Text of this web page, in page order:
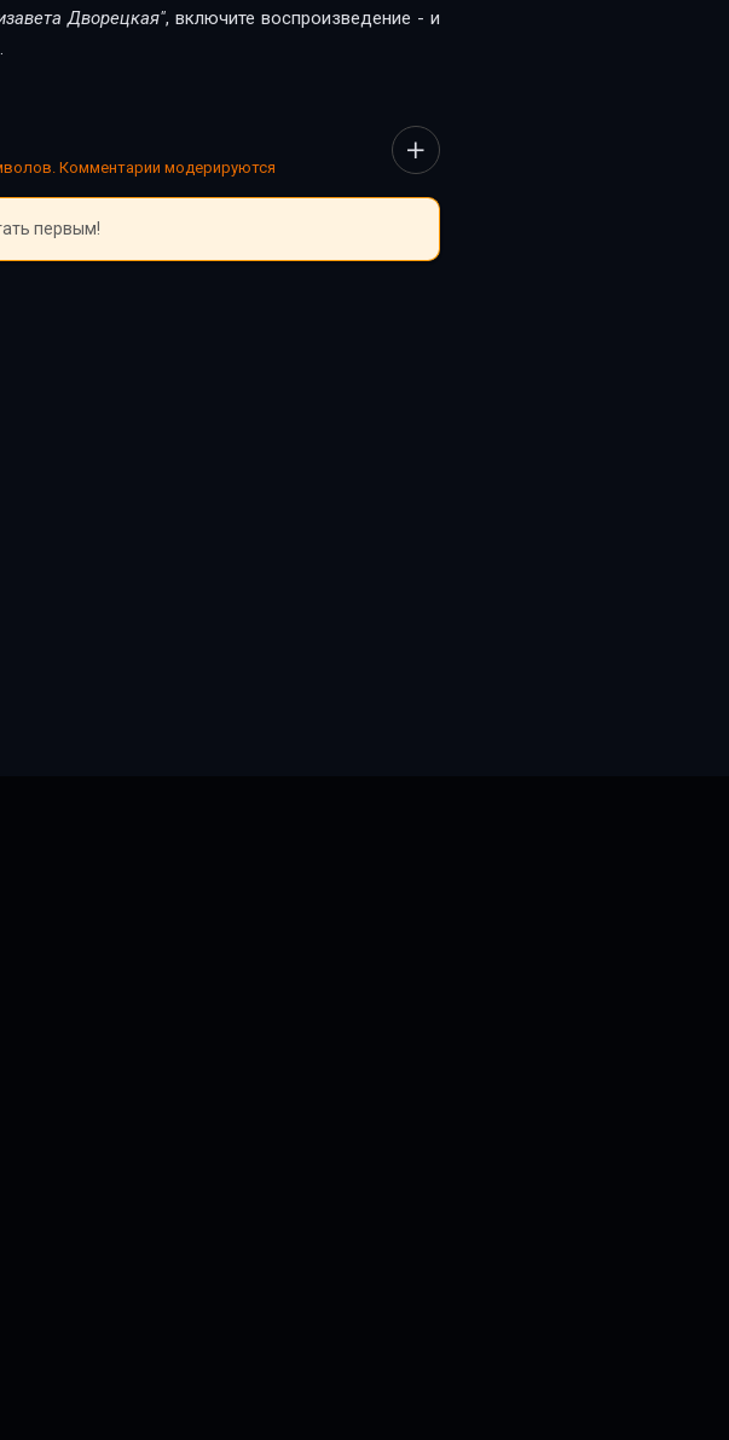
Дворецкая", включите воспроизведение - и
Комментарии модерируются
первым!